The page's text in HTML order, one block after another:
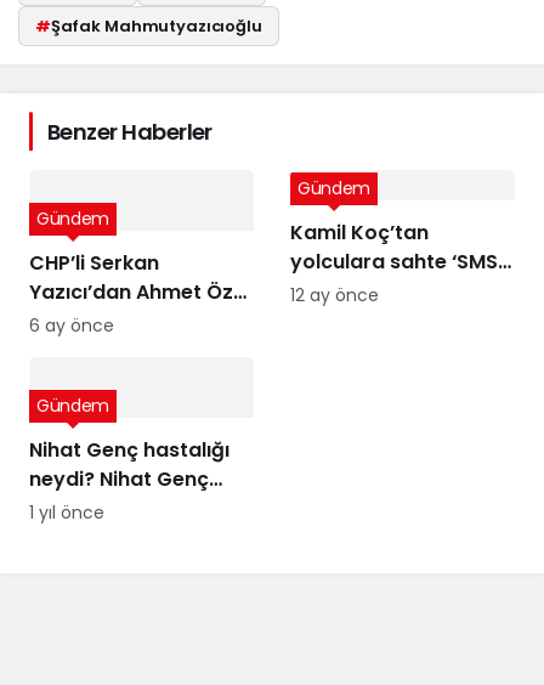
#Şafak Mahmutyazıcıoğlu
Benzer Haberler
CHP’li Serkan
Yazıcı’dan Ahmet Özer
kararına tepki: Bu bir
itirafı
Gündem
6 ay önce
Kamil Koç’tan
yolculara sahte ‘SMS’
uyarısı
Gündem
12 ay önce
Nihat Genç hastalığı
neydi? Nihat Genç
cenaze töreni ne
Gündem
1 yıl önce